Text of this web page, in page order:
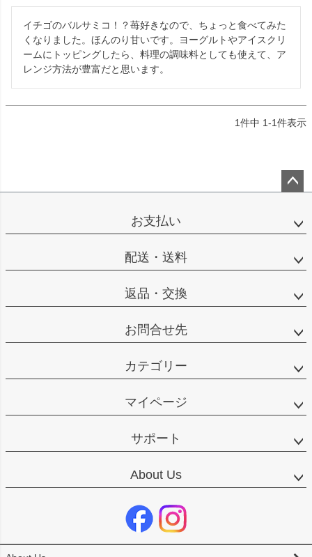
イチゴのバルサミコ！？苺好きなので、ちょっと食べてみた
くなりました。ほんのり甘いです。ヨーグルトやアイスクリ
ームにトッピングしたら、料理の調味料としても使えて、ア
レンジ方法が豊富だと思います。
1件中 1-1件表示
ップ
お支払い
配送・送料
返品・交換
お問合せ先
カテゴリー
マイページ
サポート
About Us